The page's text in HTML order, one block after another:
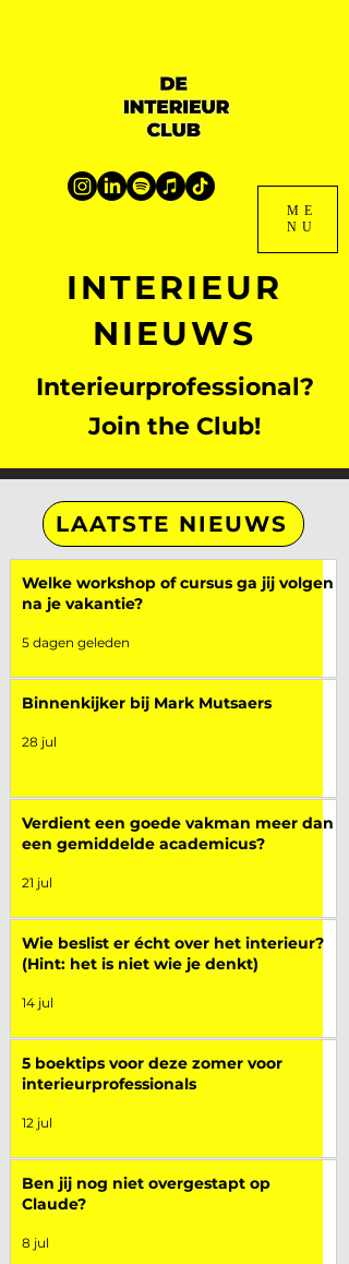
ME
NU
INTERIEUR
NIEUWS
Interieurprofessional?
Join the Club!
LAATSTE NIEUWS
Welke workshop of cursus ga jij volgen
na je vakantie?
5 dagen geleden
Binnenkijker bij Mark Mutsaers
28 jul
Verdient een goede vakman meer dan
een gemiddelde academicus?
21 jul
Wie beslist er écht over het interieur?
(Hint: het is niet wie je denkt)
14 jul
5 boektips voor deze zomer voor
interieurprofessionals
12 jul
Ben jij nog niet overgestapt op
Claude?
8 jul